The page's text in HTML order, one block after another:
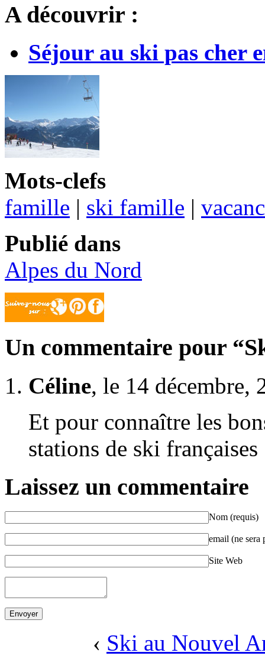
A découvrir :
Séjour au ski pas cher
Mots-clefs
famille | ski famille |
Publié dans
Alpes du Nord
Un commentaire pour
Céline, le 14 décembre,
Et pour connaître les
stations de ski
Laissez un commentaire
Nom (requis)
email (ne sera
Site Web
‹ Ski au Nouvel